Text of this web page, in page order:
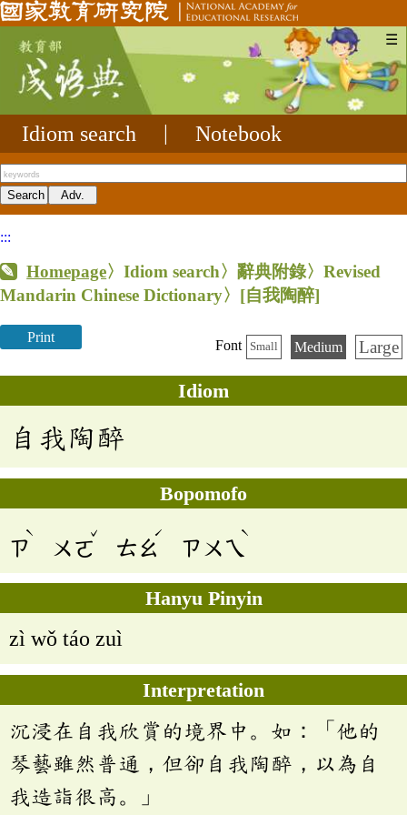
☰
Idiom search Notebook
:::
Homepage〉Idiom search〉辭典附錄〉Revised
Mandarin Chinese Dictionary〉 [自我陶醉]
Print
Font Small Medium Large
Idiom
自我陶醉
Bopomofo
ㄗ
ˋ
ㄨㄛ
ˇ
ㄊㄠ
ˊ
ㄗㄨㄟ
ˋ
Hanyu Pinyin
zì wǒ táo zuì
Interpretation
沉浸在自我欣賞的境界中。如：「他的
琴藝雖然普通，但卻自我陶醉，以為自
我造詣很高。」